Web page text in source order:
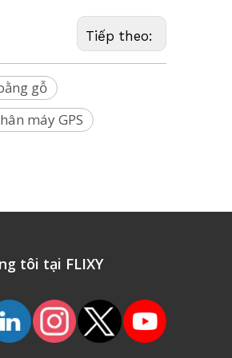
Tiếp theo:
gỗ
máy GPS
tôi tại FLIXY